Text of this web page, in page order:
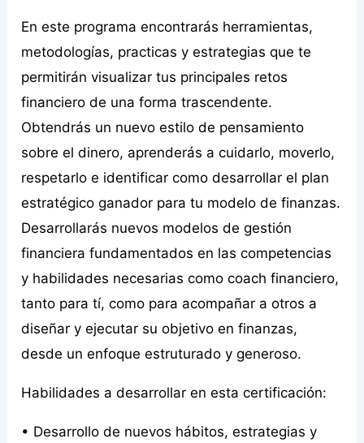
En este programa encontrarás herramientas,
metodologías, practicas y estrategias que te
permitirán visualizar tus principales retos
financiero de una forma trascendente.
Obtendrás un nuevo estilo de pensamiento
sobre el dinero, aprenderás a cuidarlo, moverlo,
respetarlo e identificar como desarrollar el plan
estratégico ganador para tu modelo de finanzas.
Desarrollarás nuevos modelos de gestión
financiera fundamentados en las competencias
y habilidades necesarias como coach financiero,
tanto para tí, como para acompañar a otros a
diseñar y ejecutar su objetivo en finanzas,
desde un enfoque estruturado y generoso.
Habilidades a desarrollar en esta certificación:
• Desarrollo de nuevos hábitos, estrategias y